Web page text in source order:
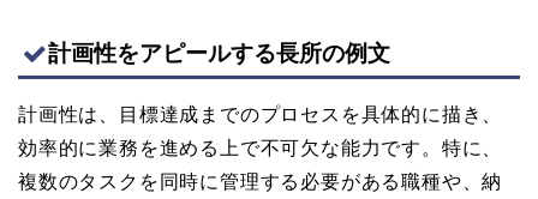
計画性をアピールする長所の例文
計画性は、目標達成までのプロセスを具体的に描き、
効率的に業務を進める上で不可欠な能力です。特に、
複数のタスクを同時に管理する必要がある職種や、納